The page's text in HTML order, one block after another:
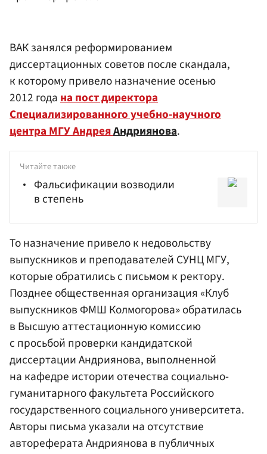
ВАК занялся реформированием
диссертационных советов после скандала,
к которому привело назначение осенью
2012 года на пост директора
Специализированного учебно-научного
центра МГУ АндреяАндриянова.
Читайте также
Фальсификации возводили
в степень
То назначение привело к недовольству
выпускников и преподавателей СУНЦ МГУ,
которые обратились с письмом к ректору.
Позднее общественная организация «Клуб
выпускников ФМШ Колмогорова» обратилась
в Высшую аттестационную комиссию
с просьбой проверки кандидатской
диссертации Андриянова, выполненной
на кафедре истории отечества социально-
гуманитарного факультета Российского
государственного социального университета.
Авторы письма указали на отсутствие
автореферата Андриянова в публичных